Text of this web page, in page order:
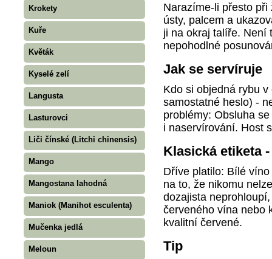
Krokety
Kuře
Květák
Kyselé zelí
Langusta
Lasturovci
Liči čínské (Litchi chinensis)
Mango
Mangostana lahodná
Maniok (Manihot esculenta)
Mučenka jedlá
Meloun
Narazíme-li přesto
ústy, palcem a
ji na okraj talíře. Není
nepohodlné
Jak se servíruje
Kdo si objedná rybu
samostatné heslo) -
problémy: Obsluha
i naservírování. Host
Klasická etiketa
Dříve platilo: Bílé
na to, že nikomu
dozajista
červeného vína nebo
kvalitní červené.
Tip